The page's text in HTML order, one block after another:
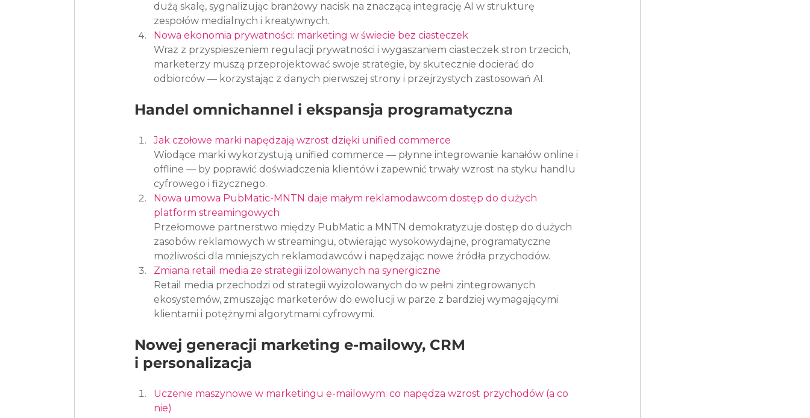
dużą skalę, sygnalizując branżowy nacisk na znaczącą integrację AI w strukturę
zespołów medialnych i kreatywnych.
Nowa ekonomia prywatności: marketing w świecie bez ciasteczek
Wraz z przyspieszeniem regulacji prywatności i wygaszaniem ciasteczek stron trzecich,
marketerzy muszą przeprojektować swoje strategie, by skutecznie docierać do
odbiorców — korzystając z danych pierwszej strony i przejrzystych zastosowań AI.
Handel omnichannel i ekspansja programatyczna
Jak czołowe marki napędzają wzrost dzięki unified commerce
Wiodące marki wykorzystują unified commerce — płynne integrowanie kanałów online i
offline — by poprawić doświadczenia klientów i zapewnić trwały wzrost na styku handlu
cyfrowego i fizycznego.
Nowa umowa PubMatic-MNTN daje małym reklamodawcom dostęp do dużych
platform streamingowych
Przełomowe partnerstwo między PubMatic a MNTN demokratyzuje dostęp do dużych
zasobów reklamowych w streamingu, otwierając wysokowydajne, programatyczne
możliwości dla mniejszych reklamodawców i napędzając nowe źródła przychodów.
Zmiana retail media ze strategii izolowanych na synergiczne
Retail media przechodzi od strategii wyizolowanych do w pełni zintegrowanych
ekosystemów, zmuszając marketerów do ewolucji w parze z bardziej wymagającymi
klientami i potężnymi algorytmami cyfrowymi.
Nowej generacji marketing e-mailowy, CRM
i personalizacja
Uczenie maszynowe w marketingu e-mailowym: co napędza wzrost przychodów (a co
nie)